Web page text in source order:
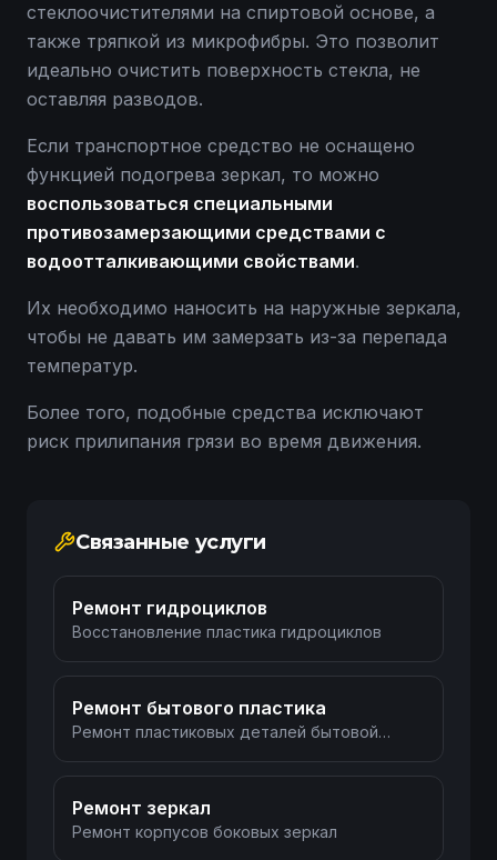
стеклоочистителями на спиртовой основе, а
также тряпкой из микрофибры. Это позволит
идеально очистить поверхность стекла, не
оставляя разводов.
Если транспортное средство не оснащено
функцией подогрева зеркал, то можно
воспользоваться специальными
противозамерзающими средствами с
водоотталкивающими свойствами.
Их необходимо наносить на наружные зеркала,
чтобы не давать им замерзать из-за перепада
температур.
Более того, подобные средства исключают
риск прилипания грязи во время движения.
Связанные услуги
Ремонт гидроциклов
Восстановление пластика гидроциклов
Ремонт бытового пластика
Ремонт пластиковых деталей бытовой
Ремонт зеркал
Ремонт корпусов боковых зеркал